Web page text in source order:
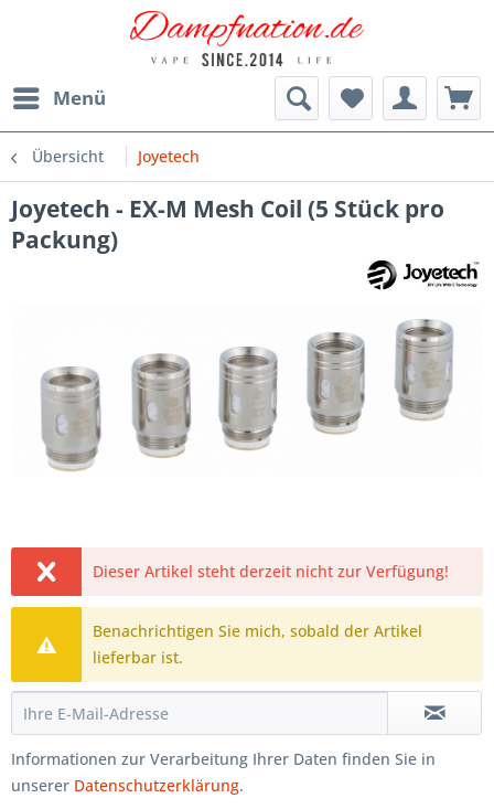
Menü
Übersicht Joyetech
Joyetech - EX-M Mesh Coil (5 Stück pro
Packung)
Dieser Artikel steht derzeit nicht zur Verfügung!
Benachrichtigen Sie mich, sobald der Artikel
lieferbar ist.
Informationen zur Verarbeitung Ihrer Daten finden Sie in
unserer Datenschutzerklärung.